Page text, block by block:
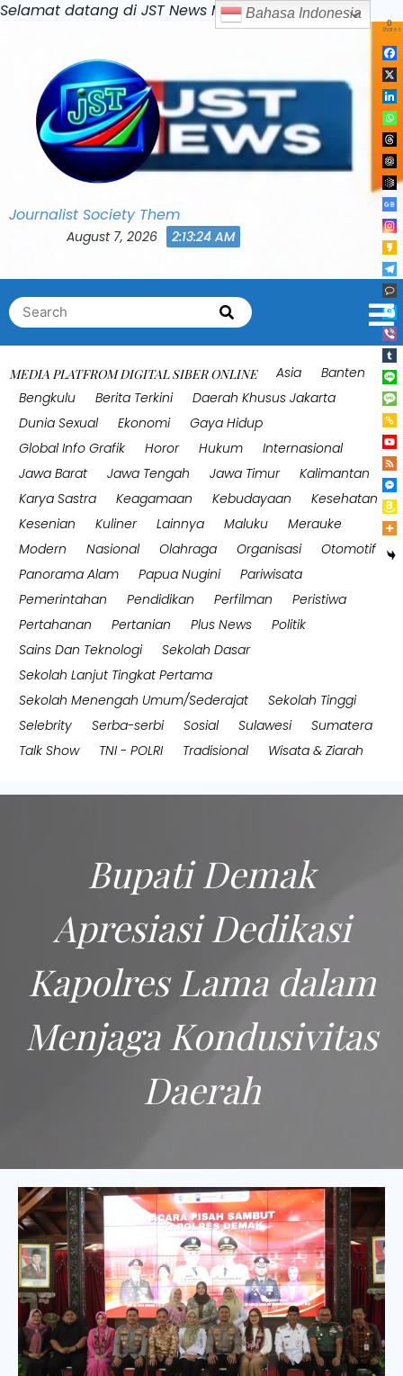
Selamat datang di JST News MediaSkip
to
Journalist Society Them
August 7, 2026 2:13:28 AM
Search
for:
Search
MEDIA PLATFROM DIGITAL SIBER ONLINE Asia
Banten
Bengkulu
Berita Terkini
Daerah Khusus Jakarta
Dunia Sexual
Ekonomi
Gaya Hidup
Global Info Grafik
Horor Hukum
Internasional
Jawa Barat
Jawa Tengah Jawa Timur
Kalimantan
Karya Sastra
Keagamaan Kebudayaan
Kesehatan
Kesenian
Kuliner Lainnya Maluku
Merauke
Modern
Nasional Olahraga Organisasi
Otomotif
Panorama Alam
Papua Nugini
Pariwisata
Pemerintahan
Pendidikan Perfilman
Peristiwa
Pertahanan
Pertanian Plus News
Politik
Sains Dan Teknologi
Sekolah Dasar
Sekolah Lanjut Tingkat Pertama
Sekolah Menengah Umum/Sederajat
Sekolah Tinggi
Selebrity
Serba-serbi Sosial Sulawesi
Sumatera
Talk Show
TNI - POLRI Tradisional Wisata & Ziarah
Bupati Demak
Apresiasi Dedikasi
Kapolres Lama dalam
Menjaga Kondusivitas
Daerah
0
Shares
Bahasa Indonesia